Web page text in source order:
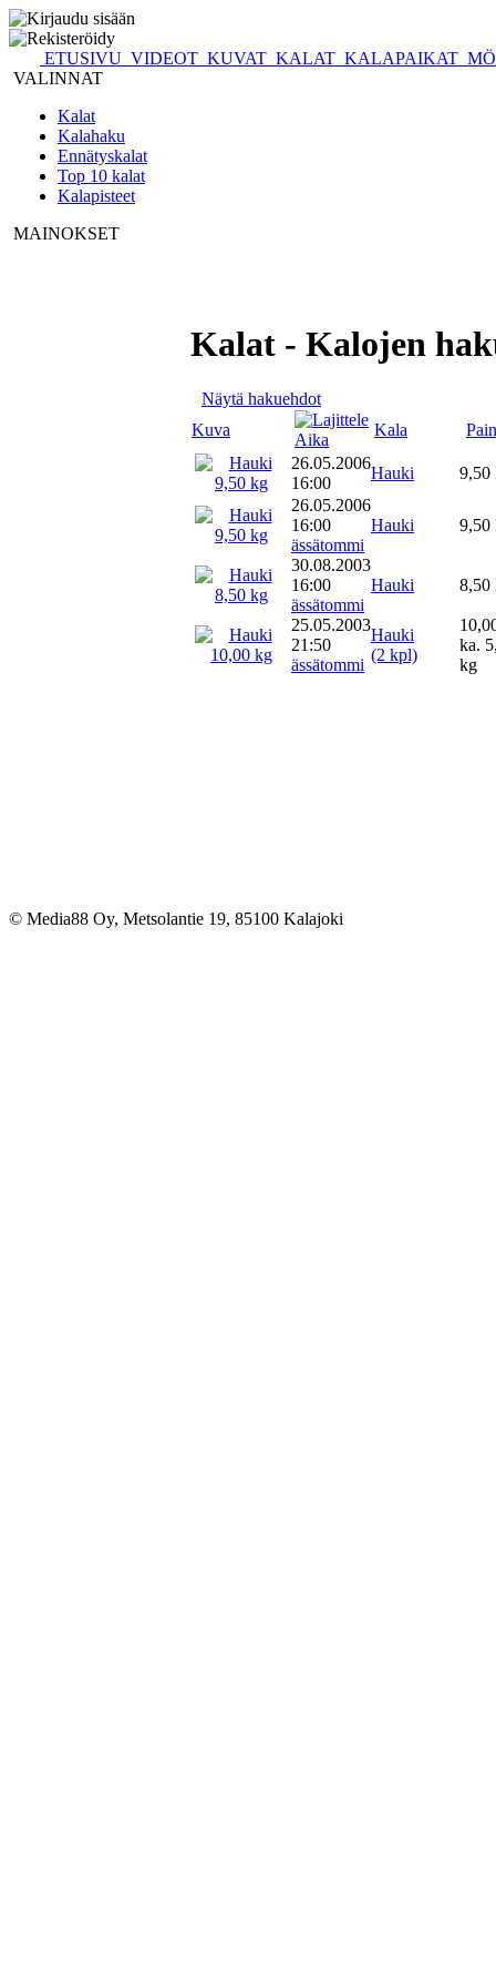
ETUSIVU VIDEOT KUVAT KALAT KALAPAIKAT
VALINNAT
Kalat
Kalahaku
Ennätyskalat
Top 10 kalat
Kalapisteet
MAINOKSET
Kalat - Kalojen
Näytä hakuehdot
Kuva
Aika
Kala
26.05.2006
16:00
Hauki
9,50
26.05.2006
16:00
ässätommi
Hauki 9,50
30.08.2003
16:00
ässätommi
Hauki 8,50
25.05.2003
21:50
ässätommi
Hauki
(2 kpl)
ka.
kg
© Media88 Oy, Metsolantie 19, 85100 Kalajoki